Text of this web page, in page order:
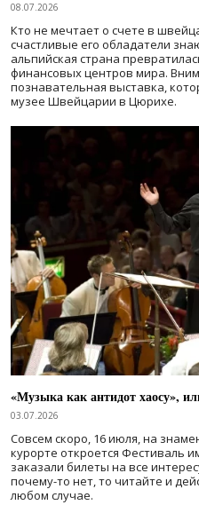
08.07.2026
Кто не мечтает о счете в
счастливые его обладатели
альпийская страна
финансовых центров мира.
познавательная выставка,
музее Швейцарии в Цюрихе.
«Музыка как антидот хаосу»,
03.07.2026
Совсем скоро, 16 июля, на
курорте откроется Фестиваль
заказали билеты на все
почему-то нет, то читайте и
любом случае.